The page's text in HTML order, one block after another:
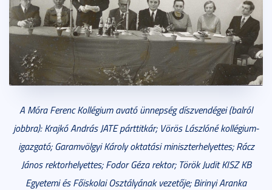
A Móra Ferenc Kollégium avató ünnepség díszvendégei (balról
jobbra): Krajkó András JATE párttitkár; Vörös Lászlóné kollégium-
igazgató; Garamvölgyi Károly oktatási miniszterhelyettes; Rácz
János rektorhelyettes; Fodor Géza rektor; Török Judit KISZ KB
Egyetemi és Főiskolai Osztályának vezetője; Birinyi Aranka